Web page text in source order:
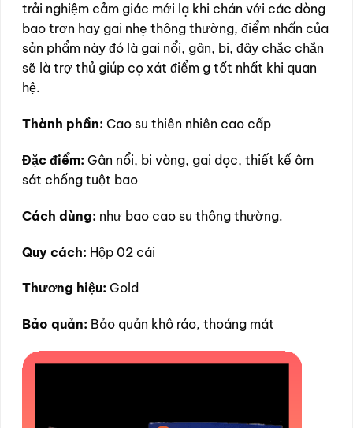
trải nghiệm cảm giác mới lạ khi chán với các dòng
bao trơn hay gai nhẹ thông thường, điểm nhấn của
sản phẩm này đó là gai nổi, gân, bi, đây chắc chắn
sẽ là trợ thủ giúp cọ xát điểm g tốt nhất khi quan
hệ.
Thành phần: Cao su thiên nhiên cao cấp
Đặc điểm: Gân nổi, bi vòng, gai dọc, thiết kế ôm
sát chống tuột bao
Cách dùng: như bao cao su thông thường.
Quy cách: Hộp 02 cái
Thương hiệu: Gold
Bảo quản: Bảo quản khô ráo, thoáng mát